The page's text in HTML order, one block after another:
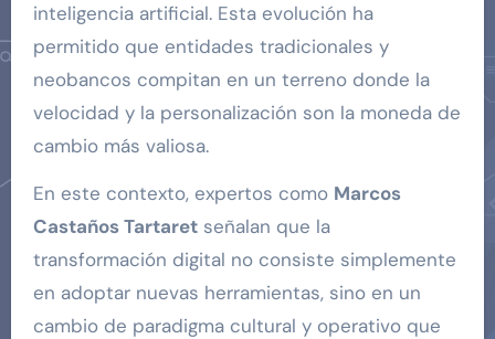
inteligencia artificial. Esta evolución ha
permitido que entidades tradicionales y
neobancos compitan en un terreno donde la
velocidad y la personalización son la moneda de
cambio más valiosa.
En este contexto, expertos como Marcos
Castaños Tartaretseñalan que la
transformación digital no consiste simplemente
en adoptar nuevas herramientas, sino en un
cambio de paradigma cultural y operativo que